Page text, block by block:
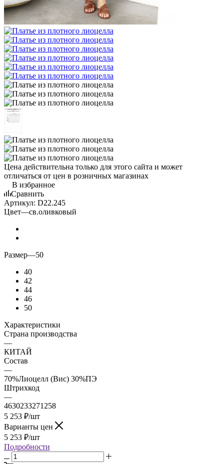
Цена действительна только для этого сайта и может
отличаться от цен в розничных магазинах
В избранное
Сравнить
Артикул: D22.245
Цвет—св.оливковый
Размер—50
40
42
44
46
50
Характеристики
Страна производства
—
КИТАЙ
Состав
—
70%Лиоцелл (Вис) 30%ПЭ
Штрихкод
—
4630233271258
5 253 ₽/шт
Варианты цен
5 253 ₽/шт
Подробности